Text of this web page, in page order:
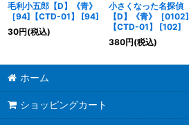
毛利小五郎【D】《青》
［94]【CTD-01】
[94]
30円(税込)
小さくなった名探偵
【D】《青》［0102]
【CTD-01】
[102]
380円(税込)
ホーム
ショッピングカート